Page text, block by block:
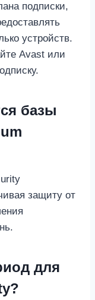
подписки,
устройств.
Avast или
базы
защиту от
для